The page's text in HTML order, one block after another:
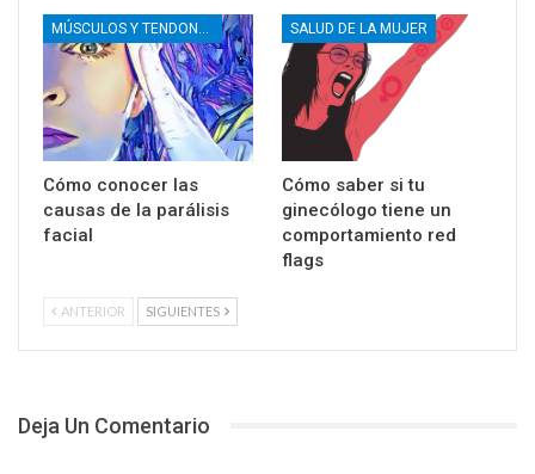
Cómo conocer las
causas de la parálisis
facial
SALUD DE LA MUJER
Cómo saber si tu
ginecólogo tiene un
comportamiento red
flags
ANTERIOR SIGUIENTES
Deja Un Comentario